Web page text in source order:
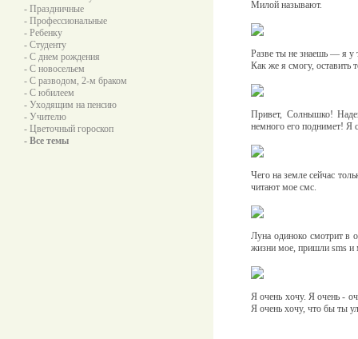
- Праздничные
- Профессиональные
- Ребенку
- Студенту
- С днем рождения
- С новосельем
- С разводом, 2-м браком
- С юбилеем
- Уходящим на пенсию
- Учителю
- Цветочный гороскоп
- Все темы
Милой называют.
Разве ты не знаешь — я у
Как же я смогу, оставить
Привет, Солнышко!
немного его поднимет! Я
Чего на земле сейчас
читают мое смс.
Луна одиноко смотрит в
жизни мое, пришли sms и
Я очень хочу. Я очень -
Я очень хочу, что бы ты